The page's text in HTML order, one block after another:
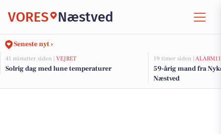
VORES Næstved
Seneste nyt ›
41 minutter siden | VEJRET
Solrig dag med lune temperaturer
19 timer siden |
59-årig mand fra
Næstved